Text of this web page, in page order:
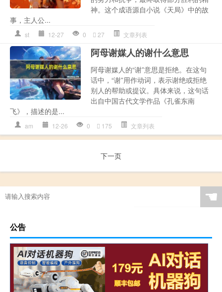
神。这个成语源自小说《天局》中的故
事，主人公...
st 12-27 0 27 文章列表
阿母谢媒人的谢什么意思
阿母谢媒人的“谢”意思是拒绝。在这句
话中，“谢”用作动词，表示谢绝或拒绝
别人的帮助或提议。具体来说，这句话
出自中国古代文学作品《孔雀东南
飞》，描述的是...
am 12-26 0 175 文章列表
下一页
☚
公告